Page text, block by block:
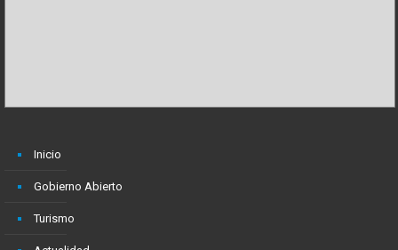
Inicio
Gobierno Abierto
Turismo